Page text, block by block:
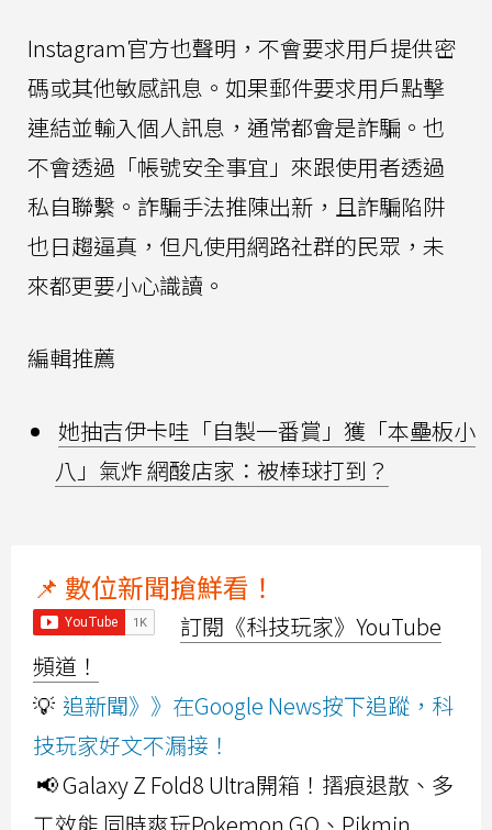
Instagram官方也聲明，不會要求用戶提供密
碼或其他敏感訊息。如果郵件要求用戶點擊
連結並輸入個人訊息，通常都會是詐騙。也
不會透過「帳號安全事宜」來跟使用者透過
私自聯繫。詐騙手法推陳出新，且詐騙陷阱
也日趨逼真，但凡使用網路社群的民眾，未
來都更要小心識讀。
編輯推薦
她抽吉伊卡哇「自製一番賞」獲「本壘板小
八」氣炸 網酸店家：被棒球打到？
📌 數位新聞搶鮮看！
訂閱《科技玩家》YouTube
頻道！
💡 追新聞》》在Google News按下追蹤，科
技玩家好文不漏接！
📢 Galaxy Z Fold8 Ultra開箱！摺痕退散、多